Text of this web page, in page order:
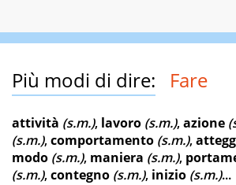
Più modi di dire: Fare
attività (s.m.), lavoro (s.m.),azione
(s.m.),comportamento (s.m.),
modo (s.m.), maniera (s.m.),
(s.m.),contegno (s.m.), inizio (s.m.)...